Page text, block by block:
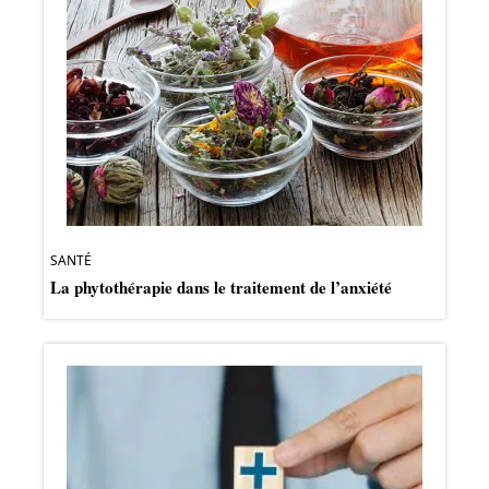
SANTÉ
La phytothérapie dans le traitement de l’anxiété